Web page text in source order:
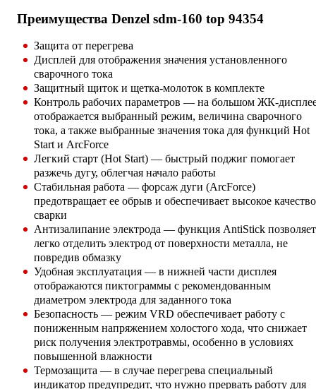
Преимущества Denzel sdm-160 top 94354
Защита от перегрева
Дисплей для отображения значения установленного
сварочного тока
Защитный щиток и щетка-молоток в комплекте
Контроль рабочих параметров — на большом ЖК-
отображается выбранный режим, величина сварочного
тока, а также выбранные значения тока для функций Hot
Start и ArcForce
Легкий старт (Hot Start) — быстрый поджиг помогает
разжечь дугу, облегчая начало работы
Стабильная работа — форсаж дуги (ArcForce)
предотвращает ее обрыв и обеспечивает высокое качество
сварки
Антизалипание электрода — функция AntiStick позволяет
легко отделить электрод от поверхности металла, не
повредив обмазку
Удобная эксплуатация — в нижней части дисплея
отображаются пиктограммы с рекомендованным
диаметром электрода для заданного тока
Безопасность — режим VRD обеспечивает работу с
пониженным напряжением холостого хода, что снижает
риск получения электротравмы, особенно в условиях
повышенной влажности
Термозащита — в случае перегрева специальный
индикатор предупредит, что нужно прервать работу для